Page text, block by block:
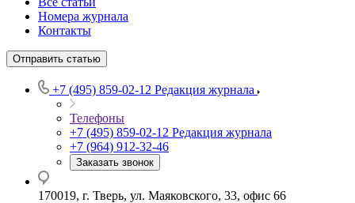
Номера журнала
Контакты
Отправить статью
+7 (495) 859-02-12 Редакция журнала
Телефоны
+7 (495) 859-02-12 Редакция журнала
+7 (964) 912-32-46
Заказать звонок
170019, г. Тверь, ул. Маяковского, 33, офис 66